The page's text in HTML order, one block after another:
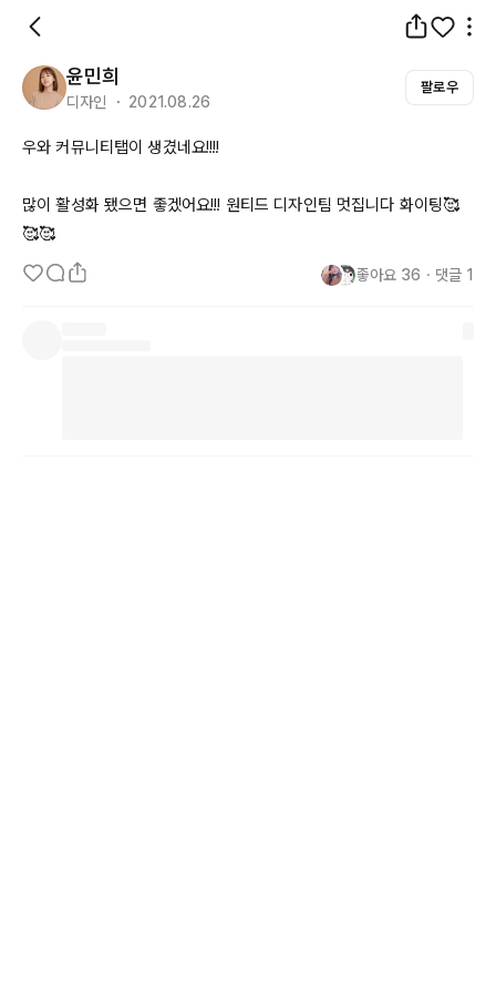
윤민희
디자인 ・ 2021.08.26
팔로우
우와 커뮤니티탭이 생겼네요!!!!
많이 활성화 됐으면 좋겠어요!!! 원티드 디자인팀 멋집니다 화이팅🥰
🥰🥰
좋아요 36 ・ 댓글 1